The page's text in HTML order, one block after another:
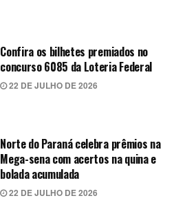
Confira os bilhetes premiados no
concurso 6085 da Loteria Federal
22 DE JULHO DE 2026
Norte do Paraná celebra prêmios na
Mega-sena com acertos na quina e
bolada acumulada
22 DE JULHO DE 2026